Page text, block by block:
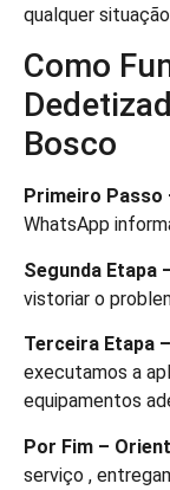
qualquer
Como
Bosco
Primeiro Passo
WhatsApp
Segunda Etapa
vistoriar o
Terceira Etapa
executamos a
equipamentos
Por Fim –
serviço ,